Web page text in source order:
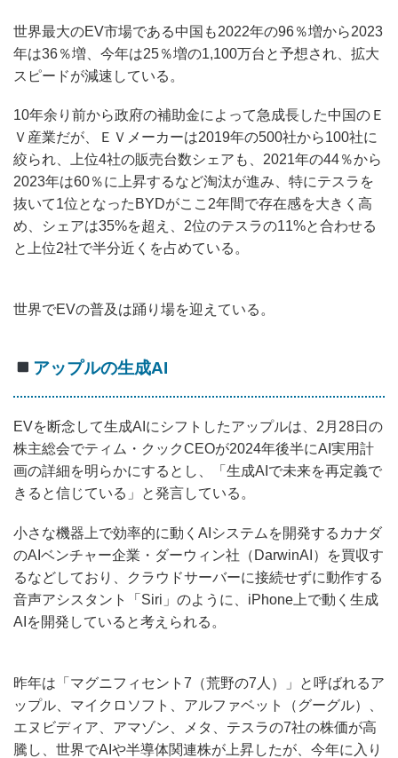
世界最大のEV市場である中国も2022年の96％増から2023
年は36％増、今年は25％増の1,100万台と予想され、拡大
スピードが減速している。
10年余り前から政府の補助金によって急成長した中国のＥ
Ｖ産業だが、ＥＶメーカーは2019年の500社から100社に
絞られ、上位4社の販売台数シェアも、2021年の44％から
2023年は60％に上昇するなど淘汰が進み、特にテスラを
抜いて1位となったBYDがここ2年間で存在感を大きく高
め、シェアは35%を超え、2位のテスラの11%と合わせる
と上位2社で半分近くを占めている。
世界でEVの普及は踊り場を迎えている。
アップルの生成AI
EVを断念して生成AIにシフトしたアップルは、2月28日の
株主総会でティム・クックCEOが2024年後半にAI実用計
画の詳細を明らかにするとし、「生成AIで未来を再定義で
きると信じている」と発言している。
小さな機器上で効率的に動くAIシステムを開発するカナダ
のAIベンチャー企業・ダーウィン社（DarwinAI）を買収す
るなどしており、クラウドサーバーに接続せずに動作する
音声アシスタント「Siri」のように、iPhone上で動く生成
AIを開発していると考えられる。
昨年は「マグニフィセント7（荒野の7人）」と呼ばれるア
ップル、マイクロソフト、アルファベット（グーグル）、
エヌビディア、アマゾン、メタ、テスラの7社の株価が高
騰し、世界でAIや半導体関連株が上昇したが、今年に入り